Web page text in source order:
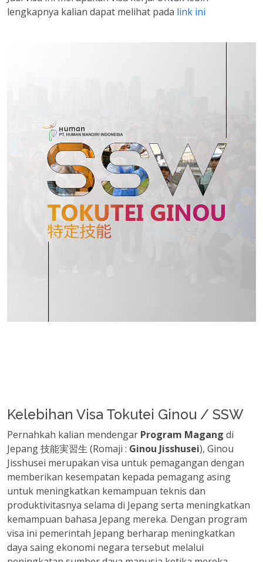
lengkapnya kalian dapat melihat pada link ini
Kelebihan Visa Tokutei Ginou / SSW
Pernahkah kalian mendengar Program Magang di
Jepang 技能実習生 (Romaji : Ginou Jisshusei), Ginou
Jisshusei merupakan visa untuk pemagangan dengan
memberikan kesempatan kepada pemagang asing
untuk meningkatkan kemampuan teknis dan
produktivitasnya selama di Jepang serta meningkatkan
kemampuan bahasa Jepang mereka. Dengan program
visa ini pemerintah Jepang berharap meningkatkan
daya saing ekonomi negara tersebut melalui